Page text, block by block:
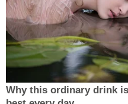
Why this ordinary drink